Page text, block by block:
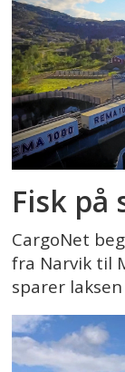
Fisk
CargoNet
fra Narvik til
sparer